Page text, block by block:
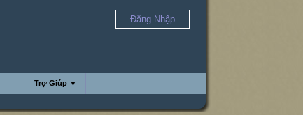
Đăng Nhập
Trợ Giúp ▼